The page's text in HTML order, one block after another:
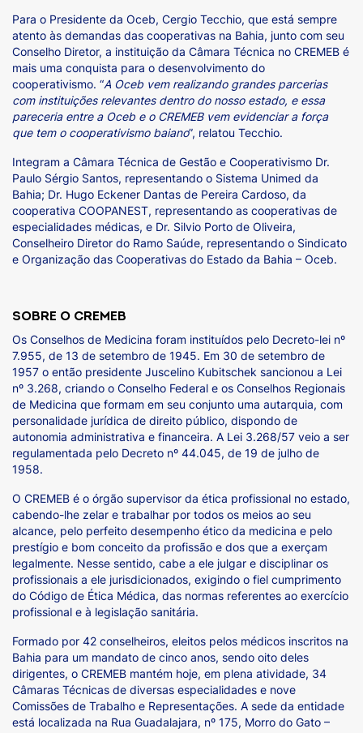
Para o Presidente da Oceb, Cergio Tecchio, que está sempre
atento às demandas das cooperativas na Bahia, junto com seu
Conselho Diretor, a instituição da Câmara Técnica no CREMEB é
mais uma conquista para o desenvolvimento do
cooperativismo. “A Oceb vem realizando grandes parcerias
com instituições relevantes dentro do nosso estado, e essa
pareceria entre a Oceb e o CREMEB vem evidenciar a força
que tem o cooperativismo baiano”, relatou Tecchio.
Integram a Câmara Técnica de Gestão e Cooperativismo Dr.
Paulo Sérgio Santos, representando o Sistema Unimed da
Bahia; Dr. Hugo Eckener Dantas de Pereira Cardoso, da
cooperativa COOPANEST, representando as cooperativas de
especialidades médicas, e Dr. Silvio Porto de Oliveira,
Conselheiro Diretor do Ramo Saúde, representando o Sindicato
e Organização das Cooperativas do Estado da Bahia – Oceb.
SOBRE O CREMEB
Os Conselhos de Medicina foram instituídos pelo Decreto-lei nº
7.955, de 13 de setembro de 1945. Em 30 de setembro de
1957 o então presidente Juscelino Kubitschek sancionou a Lei
nº 3.268, criando o Conselho Federal e os Conselhos Regionais
de Medicina que formam em seu conjunto uma autarquia, com
personalidade jurídica de direito público, dispondo de
autonomia administrativa e financeira. A Lei 3.268/57 veio a ser
regulamentada pelo Decreto nº 44.045, de 19 de julho de
1958.
O CREMEB é o órgão supervisor da ética profissional no estado,
cabendo-lhe zelar e trabalhar por todos os meios ao seu
alcance, pelo perfeito desempenho ético da medicina e pelo
prestígio e bom conceito da profissão e dos que a exerçam
legalmente. Nesse sentido, cabe a ele julgar e disciplinar os
profissionais a ele jurisdicionados, exigindo o fiel cumprimento
do Código de Ética Médica, das normas referentes ao exercício
profissional e à legislação sanitária.
Formado por 42 conselheiros, eleitos pelos médicos inscritos na
Bahia para um mandato de cinco anos, sendo oito deles
dirigentes, o CREMEB mantém hoje, em plena atividade, 34
Câmaras Técnicas de diversas especialidades e nove
Comissões de Trabalho e Representações. A sede da entidade
está localizada na Rua Guadalajara, nº 175, Morro do Gato –